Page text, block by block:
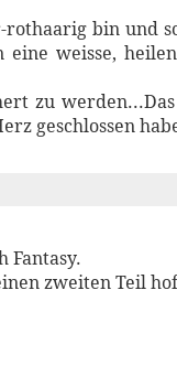
bin und
weisse,
zu
geschlossen
Fantasy.
zweiten Teil